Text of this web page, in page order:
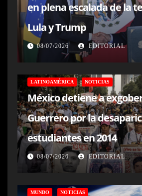
en plena escalada de la
Lula y Trump
08/07/2026 EDITORIAL
LATINOAMÉRICA NOTICIAS
México detiene a
Guerrero por la
estudiantes en 2014
08/07/2026 EDITORIAL
MUNDO NOTICIAS